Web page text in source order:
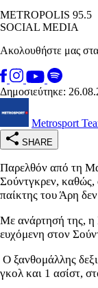
METROPOLIS 95.5
SOCIAL MEDIA
Ακολουθήστε μας
Δημοσιεύτηκε:
Metrosport
SHARE
Παρελθόν από τη
Σούντγκρεν,
παίκτης του Άρη
Με ανάρτησή της, η
ευχόμενη στον
Ο ξανθομάλλης
γκολ και 1 ασίστ,